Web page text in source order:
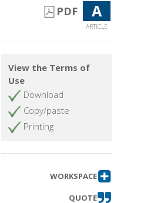
PDF A
ARTICLE
View the Terms of
Use
Download
Copy/paste
Printing
WORKSPACE
QUOTE